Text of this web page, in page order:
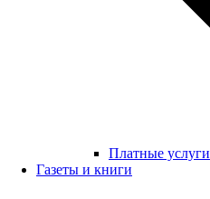
Платные услуги
Газеты и книги